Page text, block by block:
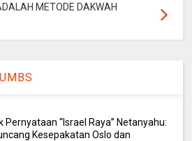
METODE DAKWAH
Pernyataan “Israel Raya” Netanyahu:
Kesepakatan Oslo dan